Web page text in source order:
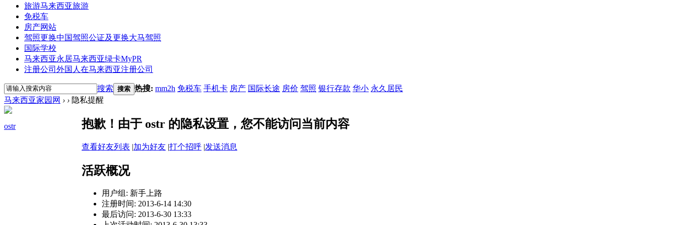
旅游马来西亚旅游
免税车
房产网站
驾照更换中国驾照公证及更换大马驾照
国际学校
马来西亚永居马来西亚绿卡MyPR
注册公司 外国人在马来西亚注册公司
搜索 搜索 热搜: mm2h 免税车 手机卡 房产 国际长途 房价 驾照 银行存款 华小 永久居民
马来西亚家园网 › › 隐私提醒
ostr 抱歉！由于 ostr 的隐私设置，您不能访问当前内容
查看好友列表 |加为好友 |打个招呼 |发送消息
活跃概况
用户组: 新手上路
注册时间: 2013-6-14 14:30
最后访问: 2013-6-30 13:33